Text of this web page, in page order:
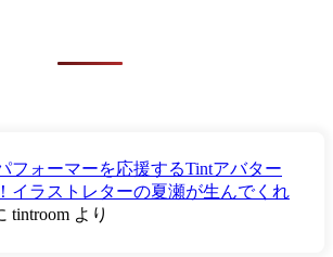
フォーマーを応援するTintアバター
イラストレターの夏瀬が生んでくれ
tintroom より